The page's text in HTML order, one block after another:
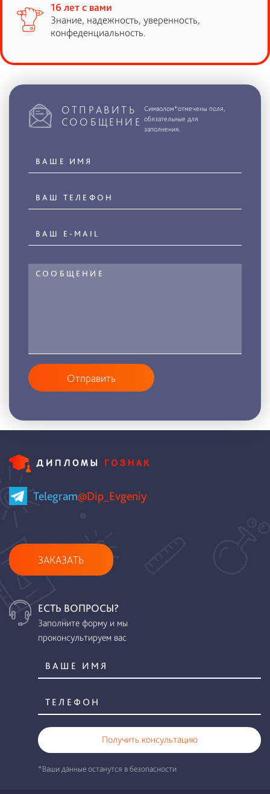
16 лет с вами
Знание, надежность, уверенность,
конфеденциальность.
ОТПРАВИТЬ
СООБЩЕНИЕ
Символом*отмечены поля,
обязательные для
заполнения.
Отправить
Telegram@Dip_Evgeniy
ЗАКАЗАТЬ
ЕСТЬ ВОПРОСЫ?
Заполните форму и мы
проконсультируем вас
Получить консультацию
*Ваши данные останутся в безопасности